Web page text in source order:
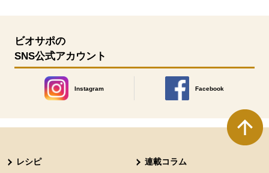
ビオサポの
SNS公式アカウント
Instagram
別のウィンドウで開きます。
Facebook
別のウィンドウで開きます
レシピ 連載コラム